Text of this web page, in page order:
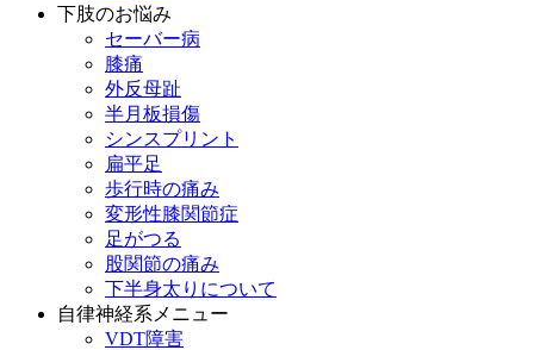
下肢のお悩み
セーバー病
膝痛
外反母趾
半月板損傷
シンスプリント
扁平足
歩行時の痛み
変形性膝関節症
足がつる
股関節の痛み
下半身太りについて
自律神経系メニュー
VDT障害